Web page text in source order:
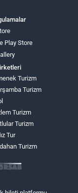
Play Store
Turizm
Turizm
Turizm
Turizm
Tur
Turizm